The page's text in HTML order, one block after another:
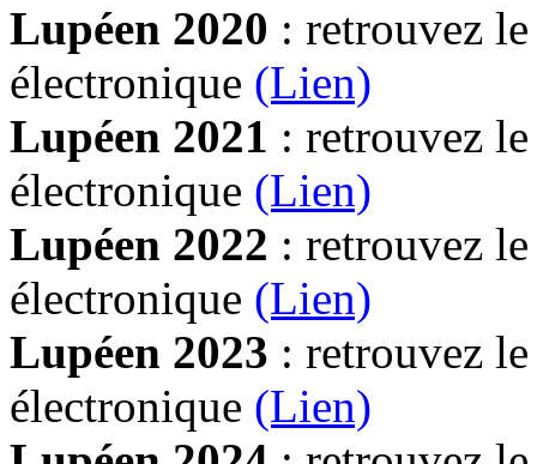
Lupéen 2020 : retrouvez
électronique (Lien)
Lupéen 2021 : retrouvez
électronique (Lien)
Lupéen 2022 : retrouvez
électronique (Lien)
Lupéen 2023 : retrouvez
électronique (Lien)